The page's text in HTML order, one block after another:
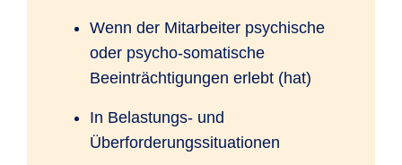
Wenn der Mitarbeiter psychische
oder psycho-somatische
Beeinträchtigungen erlebt (hat)
In Belastungs- und
Überforderungssituationen